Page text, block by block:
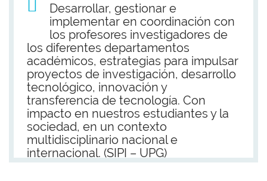
Desarrollar, gestionar e
implementar en coordinación con
los profesores investigadores de
los diferentes departamentos
académicos, estrategias para impulsar
proyectos de investigación, desarrollo
tecnológico, innovación y
transferencia de tecnología. Con
impacto en nuestros estudiantes y la
sociedad, en un contexto
multidisciplinario nacional e
internacional. (SIPI – UPG)